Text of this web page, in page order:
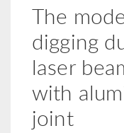
The
digging
laser
with
joint